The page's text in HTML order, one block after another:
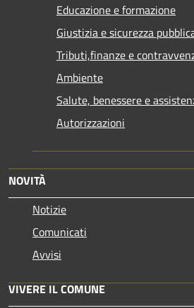
Educazione e formazione
Giustizia e sicurezza
Tributi,finanze e
Ambiente
Salute, benessere e
Autorizzazioni
NOVITÀ
Notizie
Comunicati
Avvisi
VIVERE IL COMUNE